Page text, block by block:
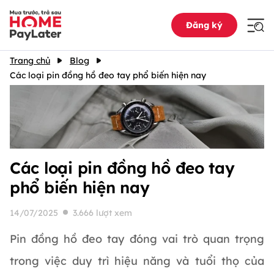
Đăng ký
Trang chủ
Blog
Các loại pin đồng hồ đeo tay phổ biến hiện nay
Các loại pin đồng hồ đeo tay
phổ biến hiện nay
14/07/2025 3.666 lượt xem
Pin đồng hồ đeo tay đóng vai trò quan trọng
trong việc duy trì hiệu năng và tuổi thọ của